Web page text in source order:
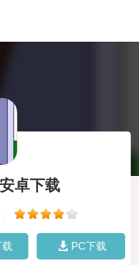
卓下载
PC下载